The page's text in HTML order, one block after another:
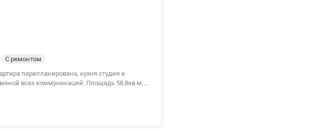
С ремонтом
перепланирована, кухня студия и
Площадь 58,8кв.м,